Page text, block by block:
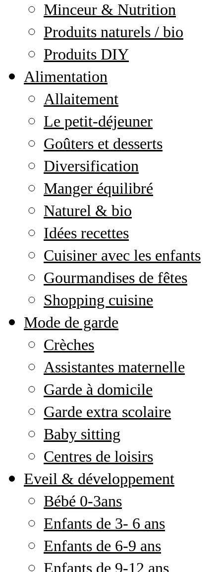
Minceur & Nutrition
Produits naturels / bio
Produits DIY
Alimentation
Allaitement
Le petit-déjeuner
Goûters et desserts
Diversification
Manger équilibré
Naturel & bio
Idées recettes
Cuisiner avec les enfants
Gourmandises de fêtes
Shopping cuisine
Mode de garde
Crèches
Assistantes maternelle
Garde à domicile
Garde extra scolaire
Baby sitting
Centres de loisirs
Eveil & développement
Bébé 0-3ans
Enfants de 3- 6 ans
Enfants de 6-9 ans
Enfants de 9-12 ans